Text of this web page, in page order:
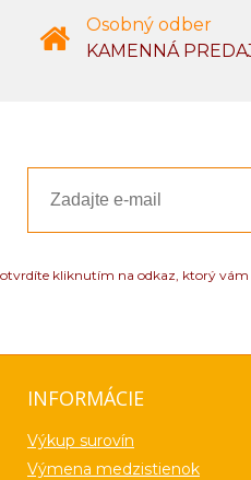
Osobný odber
KAMENNÁ
kliknutím na odkaz, ktorý
INFORMÁCIE
Výkup surovín
Výmena medzistienok